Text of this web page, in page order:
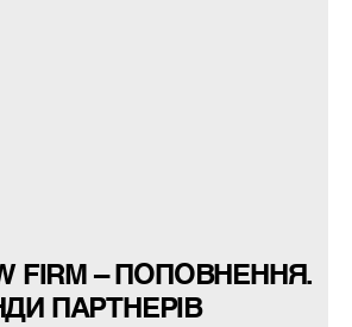
FIRM – ПОПОВНЕННЯ.
ПАРТНЕРІВ